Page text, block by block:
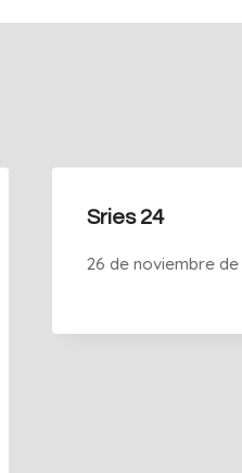
Sries 24
26 de noviembre de